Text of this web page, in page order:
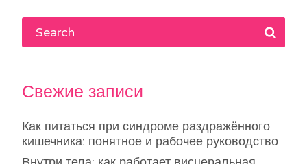
Свежие записи
Как питаться при синдроме раздражённого
кишечника: понятное и рабочее руководство